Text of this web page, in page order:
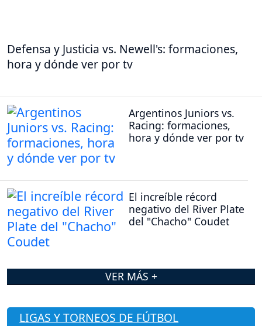
Defensa y Justicia vs. Newell's: formaciones,
hora y dónde ver por tv
Argentinos Juniors vs.
Racing: formaciones,
hora y dónde ver por tv
El increíble récord
negativo del River Plate
del "Chacho" Coudet
VER MÁS +
LIGAS Y TORNEOS DE FÚTBOL